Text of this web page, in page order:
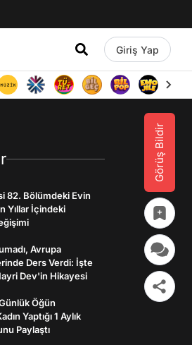
Giriş Yap
Görüş Bildir
82. Bölümdeki Evin
Yıllar İçindeki
Avrupa
Ders Verdi: İşte
Dev'in Hikayesi
Öğün
Yaptığı 1 Aylık
Paylaştı